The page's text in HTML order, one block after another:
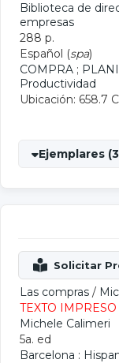
Biblioteca de
empresas
288 p.
Español (spa)
COMPRA ;
Productividad
Ubicación: 658.7
Ejemplares
Las compras /
TEXTO IMPRESO
Michele Calimeri
5a. ed
Barcelona :